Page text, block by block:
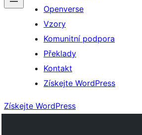
Openverse
Vzory
Komunitní podpora
Překlady
Kontakt
Získejte WordPress
Získejte WordPress